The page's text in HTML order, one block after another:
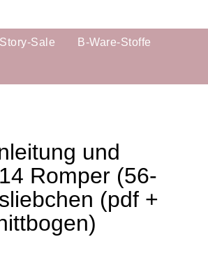
Story-Sale B-Ware-Stoffe
und
Romper (56-
(pdf +